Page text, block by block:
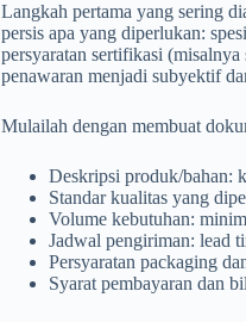
Langkah pertama yang sering
persis apa yang diperlukan:
persyaratan sertifikasi
penawaran menjadi subyektif
Mulailah dengan membuat
Deskripsi produk/bahan:
Standar kualitas yang
Volume kebutuhan:
Jadwal pengiriman: lead
Persyaratan packaging
Syarat pembayaran dan